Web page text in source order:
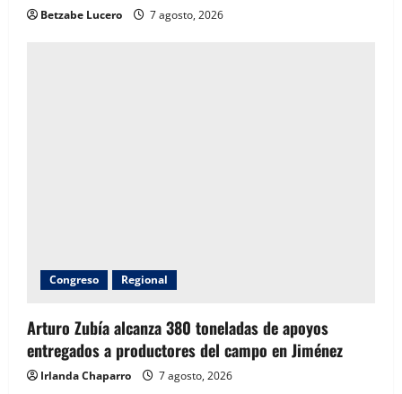
Betzabe Lucero 7 agosto, 2026
Congreso Regional
Arturo Zubía alcanza 380 toneladas de apoyos
entregados a productores del campo en Jiménez
Irlanda Chaparro 7 agosto, 2026